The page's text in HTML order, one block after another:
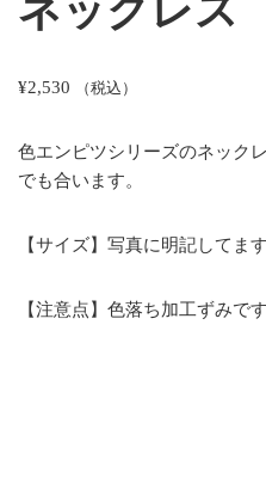
ネックレス
¥2,530 （税込）
色エンピツシリーズのネック
でも合います。
【サイズ】写真に明記してます
【注意点】色落ち加工ずみです